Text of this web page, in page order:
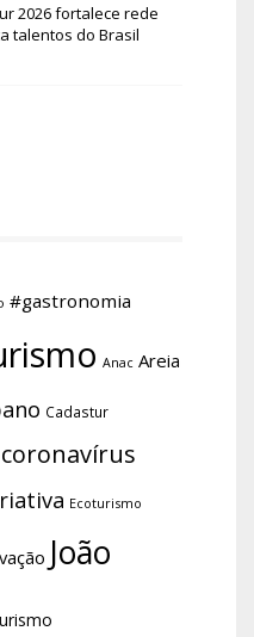
2026 fortalece rede
talentos do Brasil
#gastronomia
Anac Areia
Cadastur
coronavírus
Ecoturismo
João